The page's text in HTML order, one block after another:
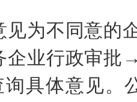
不同意的企
业行政审批
询具体意见。